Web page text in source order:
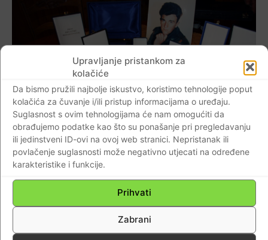
Upravljanje pristankom za
kolačiće
Da bismo pružili najbolje iskustvo, koristimo tehnologije poput
kolačića za čuvanje i/ili pristup informacijama o uređaju.
Suglasnost s ovim tehnologijama će nam omogućiti da
obrađujemo podatke kao što su ponašanje pri pregledavanju
ili jedinstveni ID-ovi na ovoj web stranici. Nepristanak ili
povlačenje suglasnosti može negativno utjecati na određene
karakteristike i funkcije.
Prihvati
Zabrani
Svjedoci vremena
JOSIP JOVIĆ! PRVI JUNAK HRVATSKIH
SINOVA-PRVA SUZA NAŠE HRVATSKE!
NIKAD TAKAV USKRS U ARŽANU, NIKAD
TAKVA MOLITVA I BOL…
Braniteljski portal